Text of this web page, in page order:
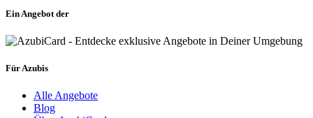
Ein Angebot der
Für Azubis
Alle Angebote
Blog